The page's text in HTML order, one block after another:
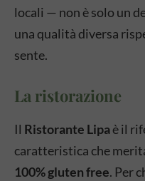
locali — non è solo un
una qualità diversa
sente.
La ristorazione
Il Ristorante Lipaè il
caratteristica che
100% gluten free. Per